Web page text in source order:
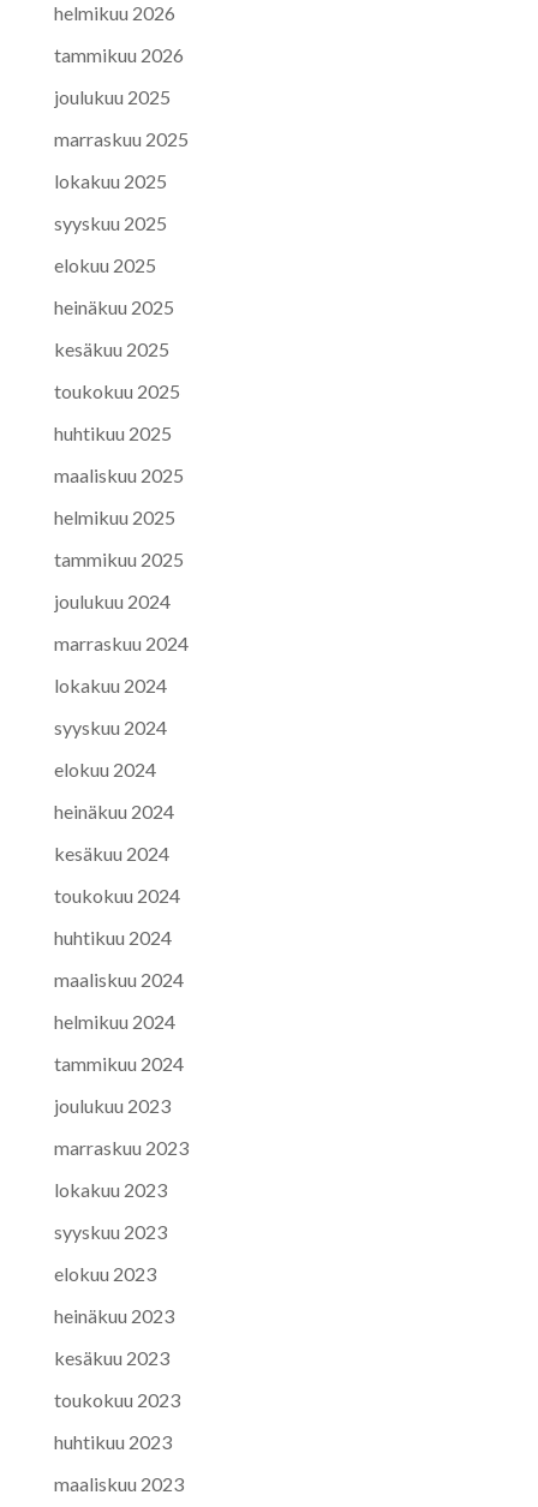
helmikuu 2026
tammikuu 2026
joulukuu 2025
marraskuu 2025
lokakuu 2025
syyskuu 2025
elokuu 2025
heinäkuu 2025
kesäkuu 2025
toukokuu 2025
huhtikuu 2025
maaliskuu 2025
helmikuu 2025
tammikuu 2025
joulukuu 2024
marraskuu 2024
lokakuu 2024
syyskuu 2024
elokuu 2024
heinäkuu 2024
kesäkuu 2024
toukokuu 2024
huhtikuu 2024
maaliskuu 2024
helmikuu 2024
tammikuu 2024
joulukuu 2023
marraskuu 2023
lokakuu 2023
syyskuu 2023
elokuu 2023
heinäkuu 2023
kesäkuu 2023
toukokuu 2023
huhtikuu 2023
maaliskuu 2023